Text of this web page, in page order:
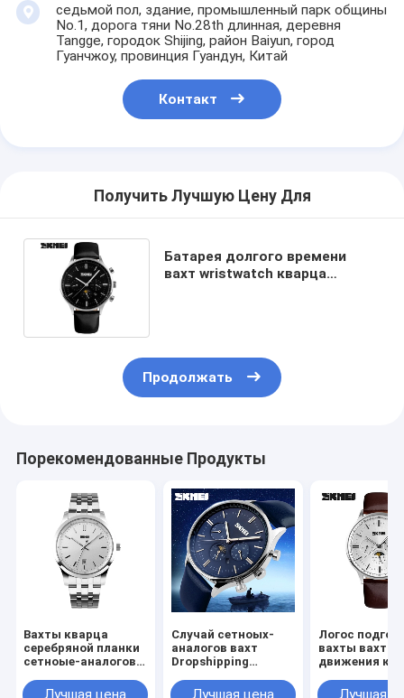
седьмой пол, здание, промышленный парк общины
No.1, дорога тяни No.28th длинная, деревня
Tangge, городок Shijing, район Baiyun, город
Гуанчжоу, провинция Гуандун, Китай
Контакт
Получить Лучшую Цену Для
Батарея долгого времени
вахт wristwatch кварца
Продолжать
Порекомендованные Продукты
Вахты кварца
серебряной планки
сетноые-аналогов с
часового пояса
Лучшая цена
Случай сетноых-
аналогов вахт
Dropshipping
пластичный +
Лучшая цена
Логос
вахты вахты
движения
Лучшая